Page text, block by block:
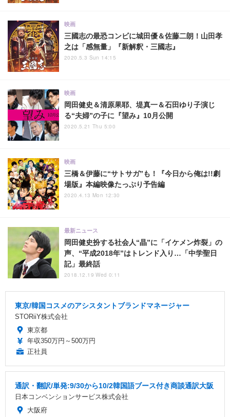
三國志の最恐コンビに城田優＆佐藤二朗！山田孝
之は「感無量」『新解釈・三國志』
映画
2020.5.3 Sun 14:15
岡田健史＆清原果耶、堤真一＆石田ゆり子演じ
る“夫婦”の子に『望み』10月公開
映画
2020.5.21 Thu 5:00
三橋＆伊藤に“サトサガ”も！『今日から俺は!!劇
場版』本編映像たっぷり予告編
映画
2020.4.13 Mon 12:30
岡田健史扮する社会人“晶”に「イケメン炸裂」の
声、“平成2018年”はトレンド入り…「中学聖日
記」最終話
最新ニュース
2018.12.19 Wed 0:11
東京/韓国コスメのアシスタントブランドマネージャー
STORiiY株式会社
東京都
年収350万円～500万円
正社員
通訳・翻訳/単発:9/30から10/2韓国語ブース付き商談通訳大阪
日本コンベンションサービス株式会社
大阪府